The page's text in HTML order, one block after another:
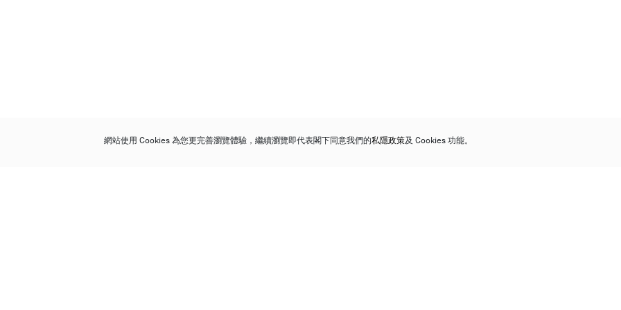
網站使用 Cookies 為您更完善瀏覽體驗，繼續瀏覽即代表閣下同意我們的私隱政策及 Cookies 功能。